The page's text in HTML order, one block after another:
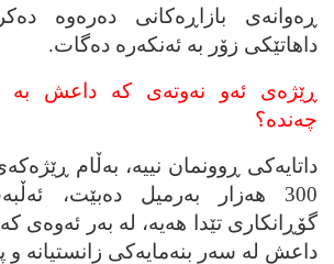
ڕه‌وانه‌ی بازاڕه‌کانی ده‌ره‌وه‌
داهاتێکی زۆر به‌ ئه‌نکه‌ره‌ ده‌گات.
ڕێژه‌ی ئه‌و نه‌وته‌ی که‌ داعش به‌
چه‌نده‌؟
300 هه‌زار به‌رمیل ده‌بێت،
گۆڕانکاری تێدا هه‌یه‌، له‌ به‌ر ئه‌وه‌ی که‌
داعش له‌ سه‌ر بنه‌مایه‌کی زانستیانه‌ و